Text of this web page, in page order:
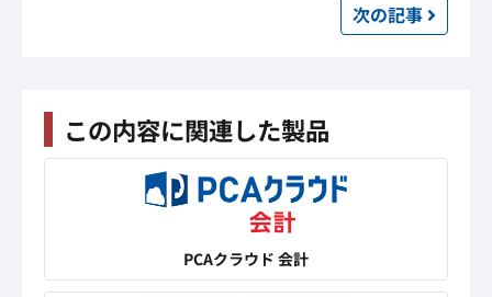
次の記事
この内容に関連した製品
PCAクラウド 会計